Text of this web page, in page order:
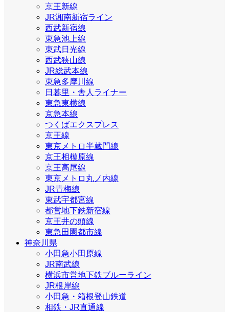
京王新線
JR湘南新宿ライン
西武新宿線
東急池上線
東武日光線
西武狭山線
JR総武本線
東急多摩川線
日暮里・舎人ライナー
東急東横線
京急本線
つくばエクスプレス
京王線
東京メトロ半蔵門線
京王相模原線
京王高尾線
東京メトロ丸ノ内線
JR青梅線
東武宇都宮線
都営地下鉄新宿線
京王井の頭線
東急田園都市線
神奈川県
小田急小田原線
JR南武線
横浜市営地下鉄ブルーライン
JR根岸線
小田急・箱根登山鉄道
相鉄・JR直通線